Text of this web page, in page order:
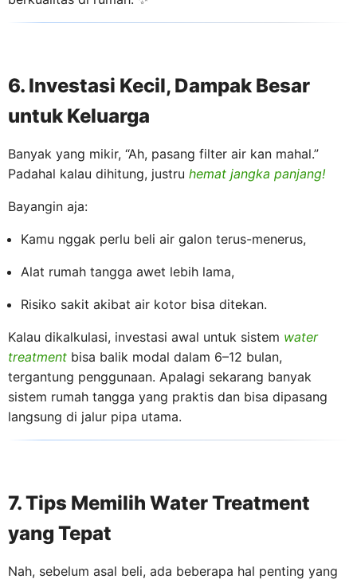
6. Investasi Kecil, Dampak Besar
untuk Keluarga
Banyak yang mikir, “Ah, pasang filter air kan mahal.”
Padahal kalau dihitung, justru hemat jangka panjang!
Bayangin aja:
Kamu nggak perlu beli air galon terus-menerus,
Alat rumah tangga awet lebih lama,
Risiko sakit akibat air kotor bisa ditekan.
Kalau dikalkulasi, investasi awal untuk sistem water
treatment bisa balik modal dalam 6–12 bulan,
tergantung penggunaan. Apalagi sekarang banyak
sistem rumah tangga yang praktis dan bisa dipasang
langsung di jalur pipa utama.
7. Tips Memilih Water Treatment
yang Tepat
Nah, sebelum asal beli, ada beberapa hal penting yang